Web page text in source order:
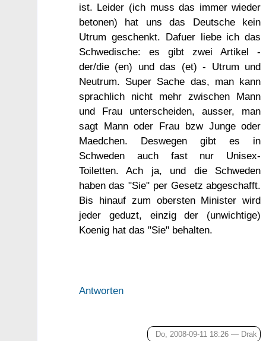
ist. Leider (ich muss das immer wieder
betonen) hat uns das Deutsche kein
Utrum geschenkt. Dafuer liebe ich das
Schwedische: es gibt zwei Artikel -
der/die (en) und das (et) - Utrum und
Neutrum. Super Sache das, man kann
sprachlich nicht mehr zwischen Mann
und Frau unterscheiden, ausser, man
sagt Mann oder Frau bzw Junge oder
Maedchen. Deswegen gibt es in
Schweden auch fast nur Unisex-
Toiletten. Ach ja, und die Schweden
haben das "Sie" per Gesetz abgeschafft.
Bis hinauf zum obersten Minister wird
jeder geduzt, einzig der (unwichtige)
Koenig hat das "Sie" behalten.
Antworten
Do, 2008-09-11 18:26 — Drak